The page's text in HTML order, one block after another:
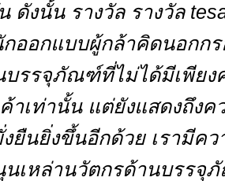
ดังนั้น รางวัล รางวัล
กออกแบบผู้กล้าคิดนอกกร
บรรจุภัณฑ์ที่ไม่ได้มีเพียง
าเท่านั้น แต่ยังแสดงถึง
ยืนยิ่งขึ้นอีกด้วย เรามีค
เหล่านวัตกรด้านบรรจุ